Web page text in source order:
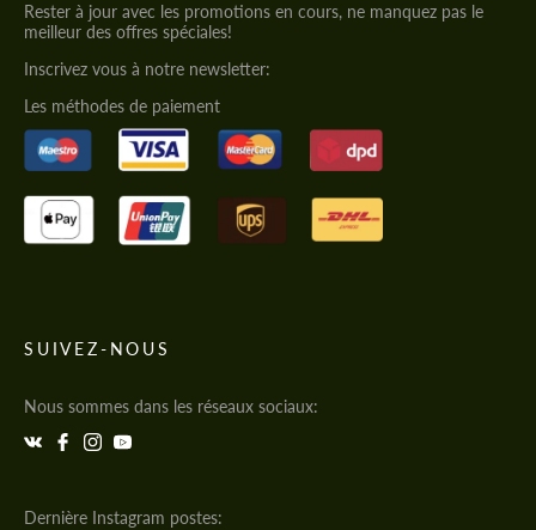
Rester à jour avec les promotions en cours, ne manquez pas le
meilleur des offres spéciales!
Inscrivez vous à notre newsletter:
Les méthodes de paiement
SUIVEZ-NOUS
Nous sommes dans les réseaux sociaux:
Dernière Instagram postes: